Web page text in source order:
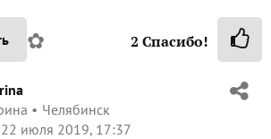
✿ 2 Спасибо!
Челябинск
22 июля 2019, 17:37